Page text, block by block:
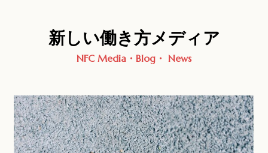
新しい働き方メディア
NFC Media・Blog・ News